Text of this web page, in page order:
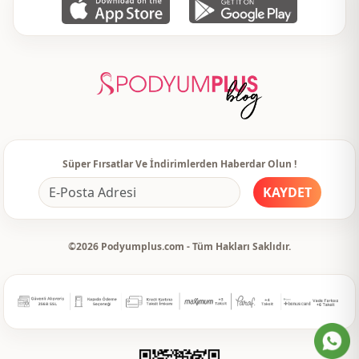
Süper Fırsatlar Ve İndirimlerden Haberdar Olun !
KAYDET
©2026 Podyumplus.com - Tüm Hakları Saklıdır.